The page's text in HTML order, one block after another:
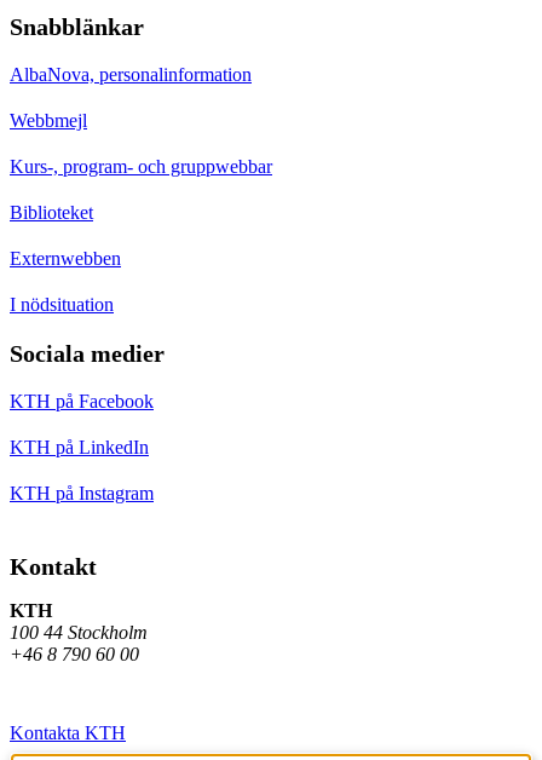
Snabblänkar
AlbaNova, personalinformation
Webbmejl
Kurs-, program- och gruppwebbar
Biblioteket
Externwebben
I nödsituation
Sociala medier
KTH på Facebook
KTH på LinkedIn
KTH på Instagram
Kontakt
KTH
100 44 Stockholm
+46 8 790 60 00
Kontakta KTH